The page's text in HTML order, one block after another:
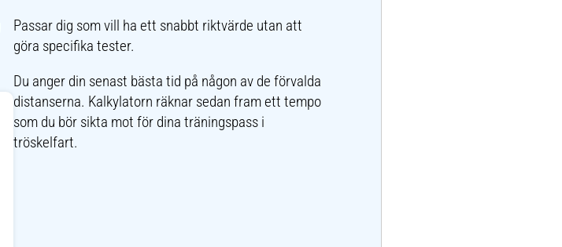
Passar dig som vill ha ett snabbt riktvärde utan att
göra specifika tester.
Du anger din senast bästa tid på någon av de förvalda
distanserna. Kalkylatorn räknar sedan fram ett tempo
som du bör sikta mot för dina träningspass i
tröskelfart.